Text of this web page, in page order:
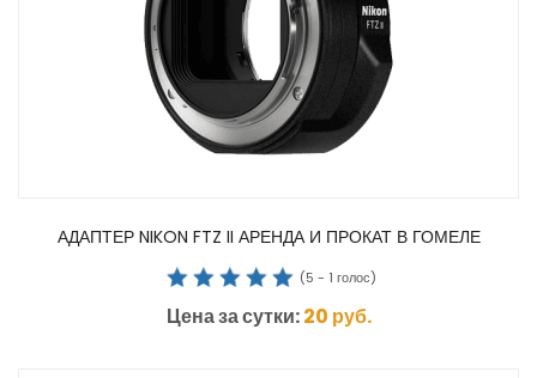
АДАПТЕР NIKON FTZ II АРЕНДА И ПРОКАТ В ГОМЕЛЕ
(5 - 1 голос)
Цена за сутки:20 руб.